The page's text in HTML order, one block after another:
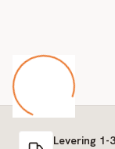
Levering 1-